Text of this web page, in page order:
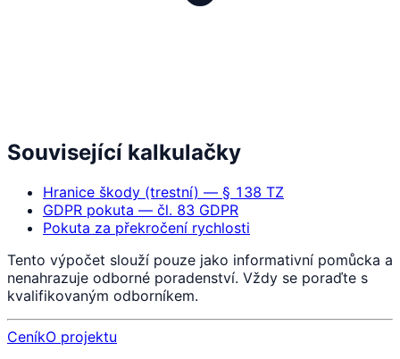
Související kalkulačky
Hranice škody (trestní) — § 138 TZ
GDPR pokuta — čl. 83 GDPR
Pokuta za překročení rychlosti
Tento výpočet slouží pouze jako informativní pomůcka a
nenahrazuje odborné poradenství. Vždy se poraďte s
kvalifikovaným odborníkem.
CeníkO projektu